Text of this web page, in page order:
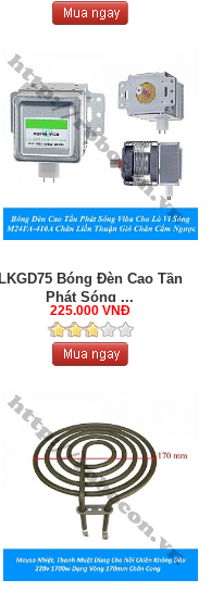
LKGD75 Bóng Đèn Cao Tần
Phát Sóng ...
225.000 VNĐ